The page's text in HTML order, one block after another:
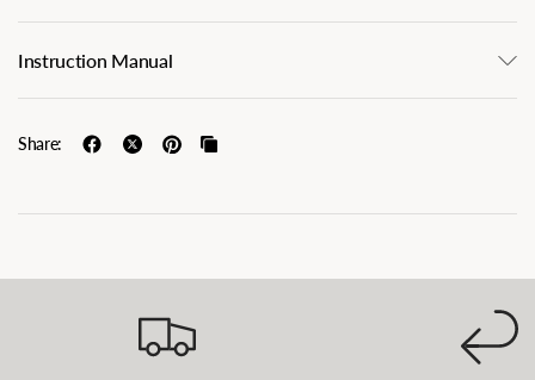
Instruction Manual
Share: